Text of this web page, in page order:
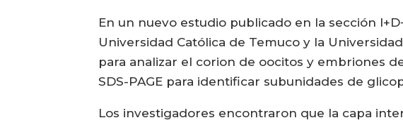
En un nuevo estudio publicado en la sección
Universidad Católica de Temuco y la
para analizar el corion de oocitos y embriones
SDS-PAGE para identificar subunidades de
Los investigadores encontraron que la capa